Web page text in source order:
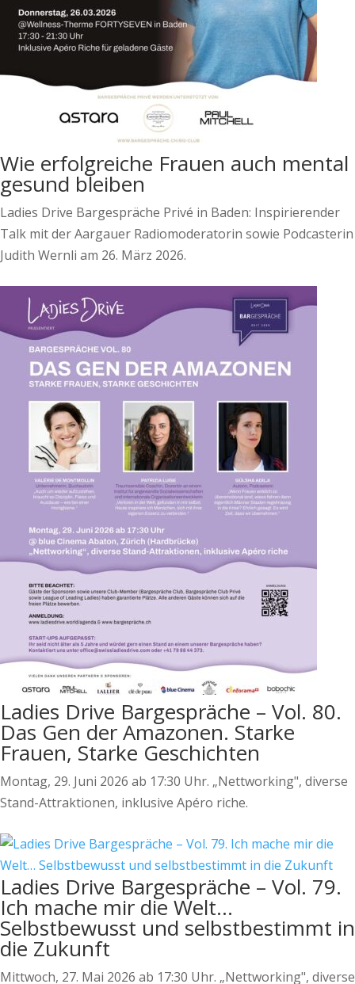
Wie erfolgreiche Frauen auch mental
gesund bleiben
Ladies Drive Bargespräche Privé in Baden: Inspirierender
Talk mit der Aargauer Radiomoderatorin sowie Podcasterin
Judith Wernli am 26. März 2026.
Ladies Drive Bargespräche – Vol. 80.
Das Gen der Amazonen. Starke
Frauen, Starke Geschichten
Montag, 29. Juni 2026 ab 17:30 Uhr. „Nettworking", diverse
Stand-Attraktionen, inklusive Apéro riche.
Ladies Drive Bargespräche – Vol. 79.
Ich mache mir die Welt…
Selbstbewusst und selbstbestimmt in
die Zukunft
Mittwoch, 27. Mai 2026 ab 17:30 Uhr. „Nettworking", diverse